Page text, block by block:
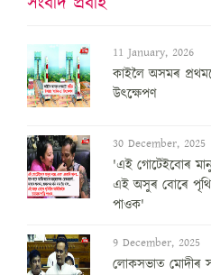
11 January, 2026
কাইলৈ অসমৰ
উৎক্ষেপণ
30 December, 2025
'এই গোটেইবোৰ
এই অসুৰ বোৰে
পাওক'
9 December, 2025
লোকসভাত মোদীৰ